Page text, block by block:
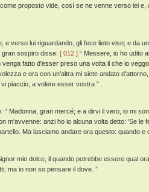
proposto vide, cosí se ne venne verso lei
e verso lui riguardando, gli fece lieto viso; e da
gran sospiro disse: [ 012 ] “ Messere, io ho udito
fatto d'esser preso una volta il che io
e ora con un'altra mi siete andato
piaccio, a volere esser vostra ” .
“ Madonna, gran mercé; e a dirvi il vero, io mi
m'avvenne: anzi ho io alcuna volta detto: 'Se
Ma lasciamo andare ora questo: quando e
mio dolce, il quando potrebbe essere qual
ma io non so pensare il dove. ”